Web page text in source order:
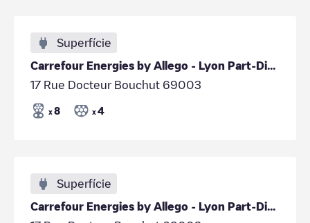
Superfície
Carrefour Energies by Allego - Lyon Part-Dieu - Parking des Cuirassiers
17 Rue Docteur Bouchut 69003
x 8 x 4
Superfície
Carrefour Energies by Allego - Lyon Part-Dieu - Parking des Cuirassiers